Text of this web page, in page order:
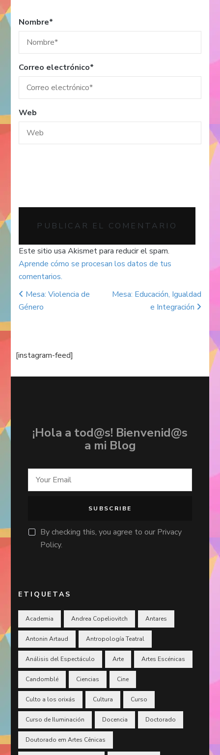
Nombre*
Correo electrónico*
Web
Este sitio usa Akismet para reducir el spam.
Aprende cómo se procesan los datos de tus
comentarios.
Post navigation
Mesa: Violencia de
Género
Mesa: Educación, Igualdad
e Integración
[instagram-feed]
¡Hola a tod@s! Bienvenid@s
a mi Blog
By checking this, you agree to our Privacy
Policy.
ETIQUETAS
Academia Andrea Copeliovitch Antares
Antonin Artaud Antropología Teatral
Análisis del Espectáculo Arte Artes Escénicas
Candomblé Ciencias Cine
Culto a los orixás Cultura Curso
Curso de Iluminación Docencia Doctorado
Doutorado em Artes Cênicas